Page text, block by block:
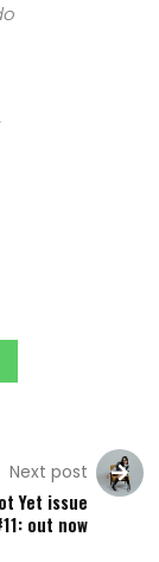
Next post
Yet issue
out now